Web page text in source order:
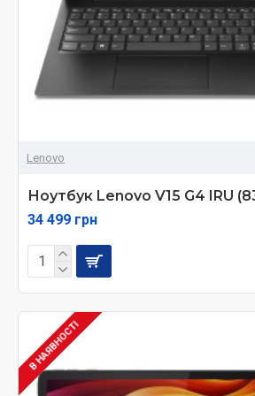
Lenovo
Ноутбук Lenovo V15 G4 IRU
34 499 грн
В НАЯВНОСТІ